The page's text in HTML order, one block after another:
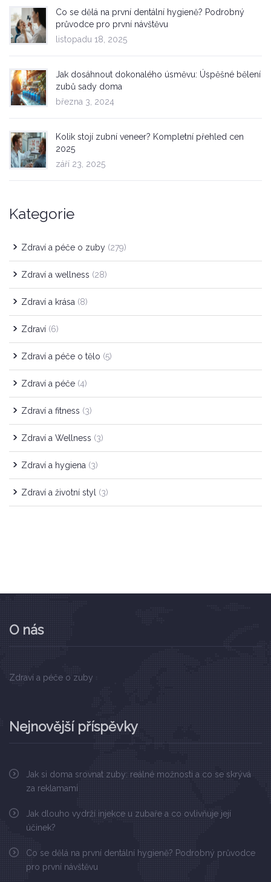
Co se dělá na první dentální hygieně? Podrobný
průvodce pro první návštěvu
listopadu 18, 2025
Jak dosáhnout dokonalého úsměvu: Úspěšné bělení
zubů sady doma
března 3, 2024
Kolik stojí zubní veneer? Kompletní přehled cen
2025
září 23, 2025
Kategorie
Zdraví a péče o zuby (279)
Zdraví a wellness (28)
Zdraví a krása (8)
Zdraví (6)
Zdraví a péče o tělo (5)
Zdraví a péče (4)
Zdraví a fitness (3)
Zdraví a Wellness (3)
Zdraví a hygiena (3)
Zdraví a životní styl (3)
O nás
Zdraví a péče o zuby
Nejnovější příspěvky
Jak si doma srovnat zuby: reálné možnosti a co se skrývá
za reklamami
Jak dlouho vydrží injekce u zubaře a co ovlivňuje její
účinek?
Co se dělá na první dentální hygieně? Podrobný průvodce
pro první návštěvu